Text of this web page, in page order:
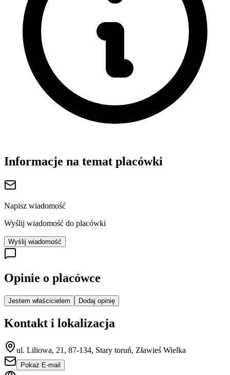
Informacje na temat placówki
Napisz wiadomość
Wyślij wiadomość do placówki
Wyślij wiadomość
Opinie o placówce
Jestem właścicielem Dodaj opinię
Kontakt i lokalizacja
ul. Liliowa, 21, 87-134, Stary toruń, Zławieś Wielka
Pokaż E-mail